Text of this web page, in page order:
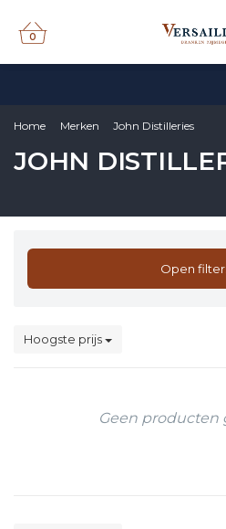
0
0
Home Merken John Distilleries
JOHN
Open
Hoogste prijs
Geen producten